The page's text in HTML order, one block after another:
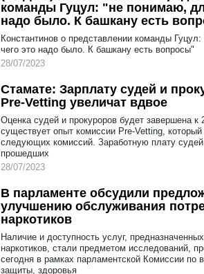
команды Гуцул: "не понимаю,
надо было. К башкану есть
Константинов о представлении команды
чего это надо было. К башкану есть вопросы"
28/07/2023
Стамате: Зарплату судей и
Pre-Vetting увеличат вдвое
Оценка судей и прокуроров будет завершена к
существует опыт комиссии Pre-Vetting,
следующих комиссий. Заработную плату судей
прошедших
28/07/2023
В парламенте обсудили
улучшению обслуживания
наркотиков
Наличие и доступность услуг,
наркотиков, стали предметом исследований,
сегодня в рамках парламентской Комиссии по
защиты, здоровья